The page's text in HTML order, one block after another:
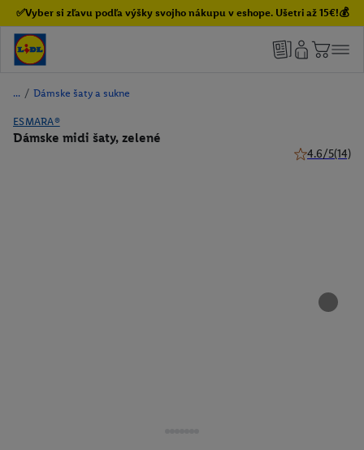
✅Vyber si zľavu podľa výšky svojho nákupu v eshope. Ušetri až 15€!💰
/ Dámske šaty a sukne
ESMARA®
Dámske midi šaty, zelené
4.6/5(14)